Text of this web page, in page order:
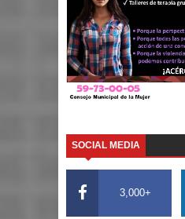
SOCIAL MEDIA
3,000+